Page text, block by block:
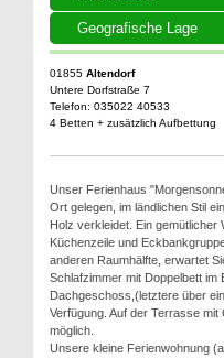
Geografische Lage
01855 Altendorf
Untere Dorfstraße 7
Telefon: 035022 40533
4 Betten + zusätzlich Aufbettung
Unser Ferienhaus
Ort gelegen, im ländlichen Stil
Holz verkleidet. Ein gemütlicher
Küchenzeile und
anderen Raumhälfte, erwartet
Schlafzimmer mit Doppelbett im
Dachgeschoss,(letztere über
Verfügung. Auf der Terrasse
möglich.
Unsere kleine Ferienwohnung